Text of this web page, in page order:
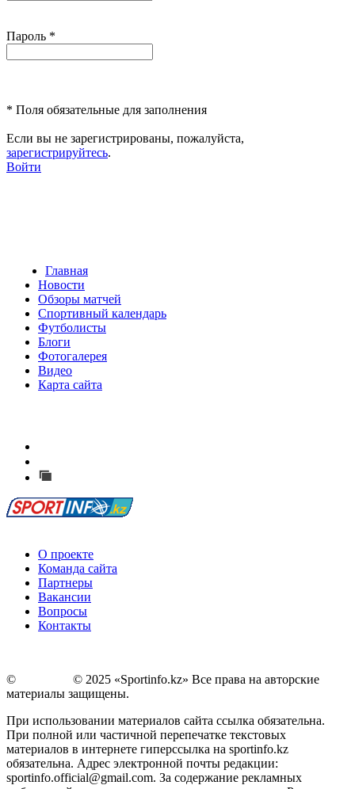
Пароль *
* Поля обязательные для заполнения
Если вы не зарегистрированы, пожалуйста,
зарегистрируйтесь.
Войти
Главная
Новости
Обзоры матчей
Спортивный календарь
Футболисты
Блоги
Фотогалерея
Видео
Карта сайта
О проекте
Команда сайта
Партнеры
Вакансии
Вопросы
Контакты
©
© 2025 «Sportinfo.kz» Все права на авторские
материалы защищены.
При использовании материалов сайта ссылка обязательна.
При полной или частичной перепечатке текстовых
материалов в интернете гиперссылка на sportinfo.kz
обязательна. Адрес электронной почты редакции:
sportinfo.official@gmail.com. За содержание рекламных